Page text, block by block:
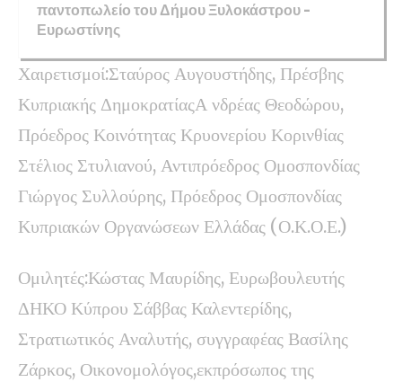
παντοπωλείο του Δήμου Ξυλοκάστρου –
Ευρωστίνης
Χαιρετισμοί:Σταύρος Αυγουστήδης, Πρέσβης
Κυπριακής ΔημοκρατίαςΑ νδρέας Θεοδώρου,
Πρόεδρος Κοινότητας Κρυονερίου Κορινθίας
Στέλιος Στυλιανού, Αντιπρόεδρος Ομοσπονδίας
Γιώργος Συλλούρης, Πρόεδρος Ομοσπονδίας
Κυπριακών Οργανώσεων Ελλάδας (Ο.Κ.Ο.Ε.)
Ομιλητές:Κώστας Μαυρίδης, Ευρωβουλευτής
ΔΗΚΟ Κύπρου Σάββας Καλεντερίδης,
Στρατιωτικός Αναλυτής, συγγραφέας Βασίλης
Ζάρκος, Οικονομολόγος,εκπρόσωπος της